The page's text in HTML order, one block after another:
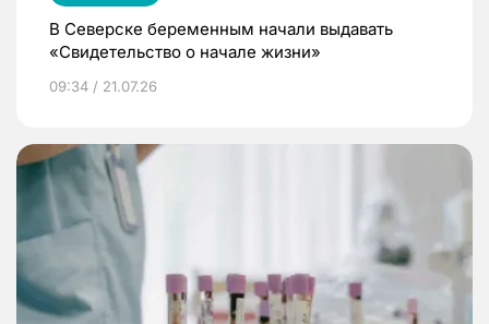
В Северске беременным начали выдавать
«Свидетельство о начале жизни»
09:34 / 21.07.26